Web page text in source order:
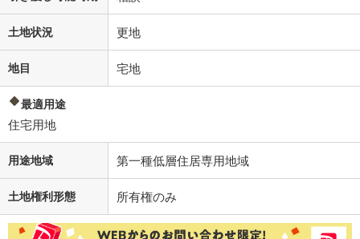
土地状況 更地
地目 宅地
最適用途
住宅用地
用途地域 第一種低層住居専用地域
土地権利形態 所有権のみ